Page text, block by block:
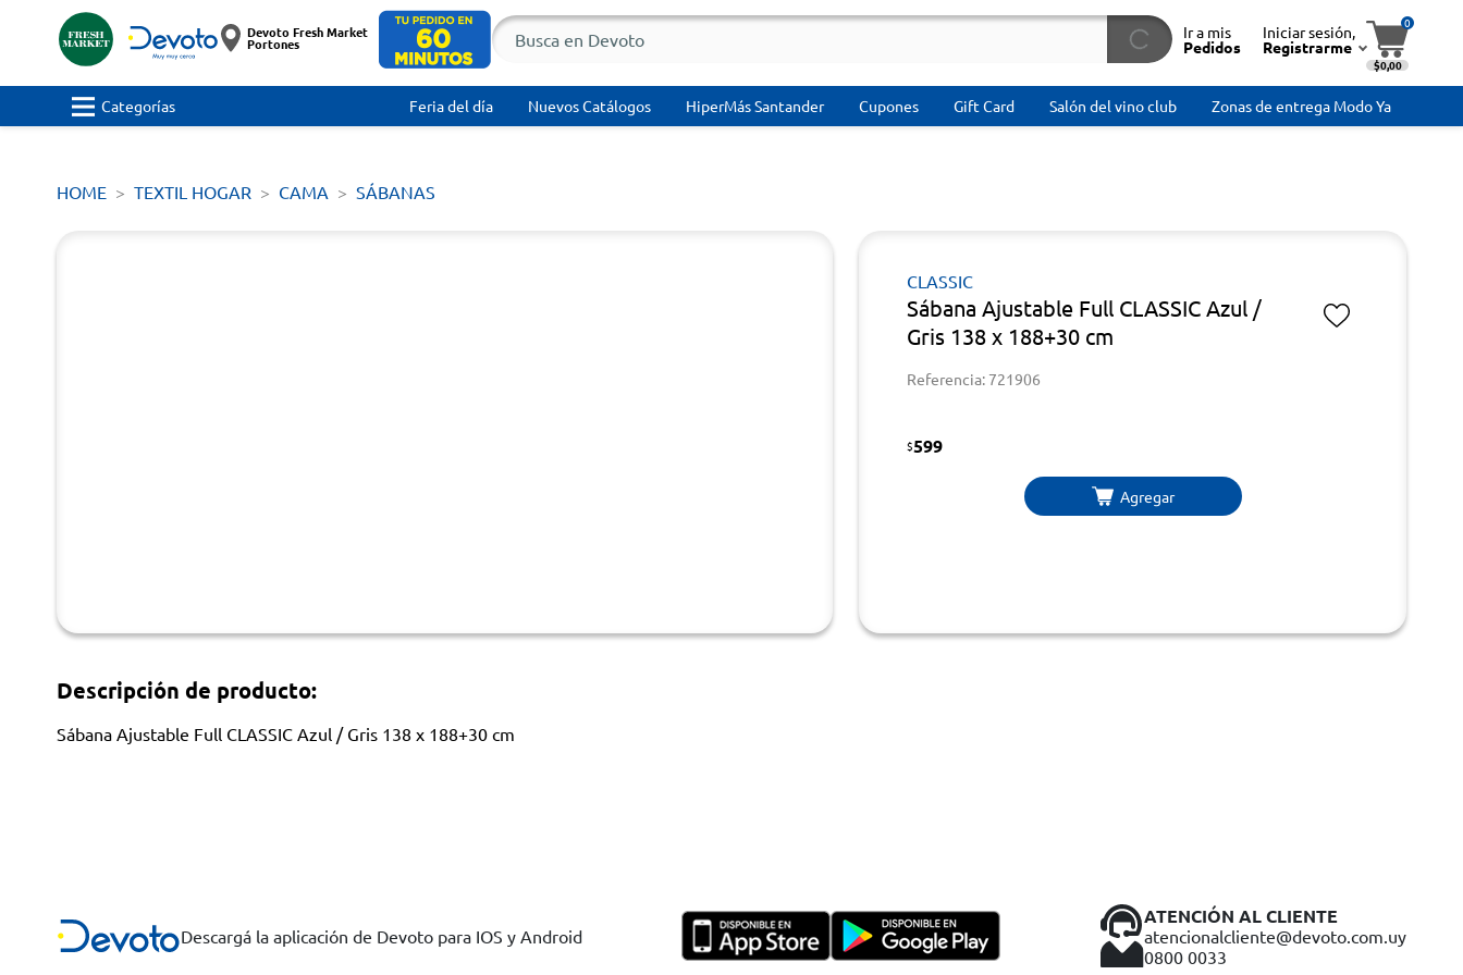
Devoto Fresh Market
Portones
Ir a mis
Pedidos
Iniciar sesión,
Registrarme
0
$0,00
Categorías Feria del día Nuevos Catálogos HiperMás Santander Cupones Gift Card Salón del vino club Zonas de entrega Modo Ya
HOME TEXTIL HOGAR CAMA SÁBANAS
CLASSIC
Sábana Ajustable Full CLASSIC Azul /
Gris 138 x 188+30 cm
Referencia: 721906
$599
Agregar
Descripción de producto:
Sábana Ajustable Full CLASSIC Azul / Gris 138 x 188+30 cm
Descargá la aplicación de Devoto para IOS y Android
ATENCIÓN AL CLIENTE
atencionalcliente@devoto.com.uy
0800 0033